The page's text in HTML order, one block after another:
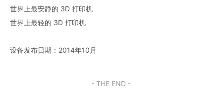
世界上最安静的 3D 打印机
世界上最轻的 3D 打印机
设备发布日期：2014年10月
- THE END -